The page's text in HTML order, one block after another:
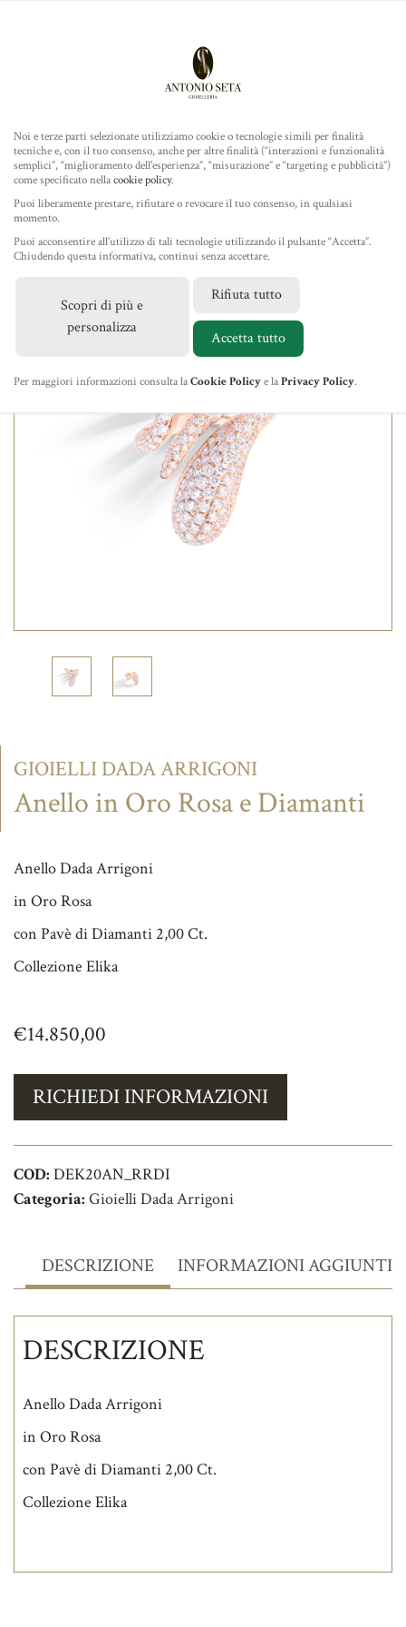
ROLEX
TUDOR
GIOIELLERIA
IL NEGOZIO
NEWS
CONTATTI
Home/Gioielleria/Gioielli Dada Arrigoni
Rosa e Diamanti
GIOIELLI DADA ARRIGONI
Anello in Oro Rosa e Diamanti
Anello Dada Arrigoni
in Oro Rosa
con Pavè di Diamanti 2,00 Ct.
Collezione Elika
€14.850,00
RICHIEDI INFORMAZIONI
COD: DEK20AN_RRDI
Categoria: Gioielli Dada Arrigoni
DESCRIZIONE INFORMAZIONI
DESCRIZIONE
Anello Dada Arrigoni
in Oro Rosa
con Pavè di Diamanti 2,00 Ct.
Collezione Elika
Noi e terze parti selezionate utilizziamo cookie o tecnologie simili per finalità
tecniche e, con il tuo consenso, anche per altre finalità (“interazioni e funzionalità
semplici”, “miglioramento dell'esperienza”, “misurazione” e “targeting e pubblicità”)
come specificato nellacookie policy.
Puoi liberamente prestare, rifiutare o revocare il tuo consenso, in qualsiasi
momento.
Puoi acconsentire all’utilizzo di tali tecnologie utilizzando il pulsante “Accetta”.
Chiudendo questa informativa, continui senza accettare.
Scopri di più e
personalizza
Rifiuta tutto
Accetta tutto
Per maggiori informazioni consulta laCookie Policye laPrivacy Policy.